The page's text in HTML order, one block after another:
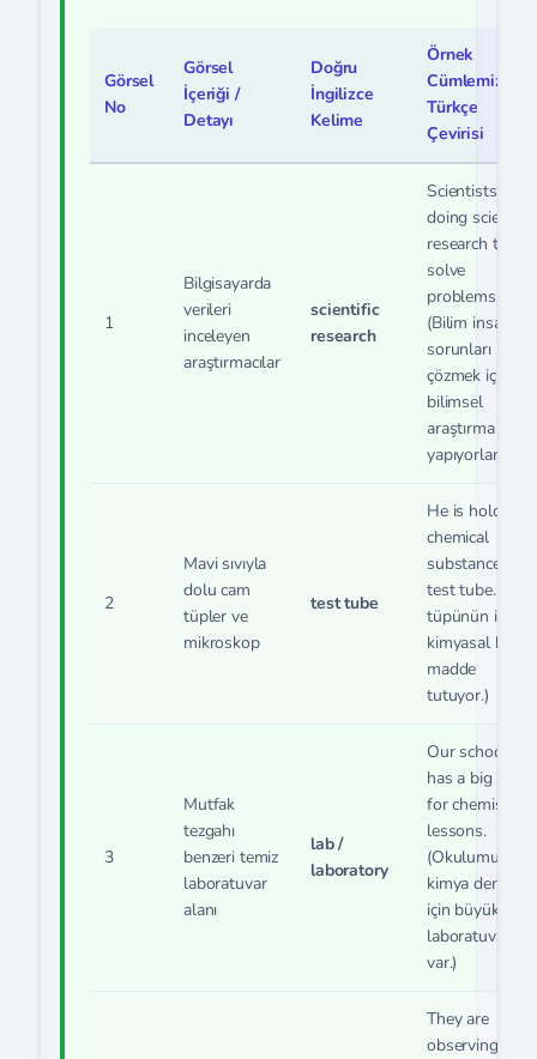
Görsel
No
Görsel
İçeriği /
Detayı
Doğru
İngilizce
Kelime
Örnek
Cümlemiz ve
Türkçe
Çevirisi
1
Bilgisayarda
verileri
inceleyen
araştırmacılar
scientific
research
Scientists are
doing scientific
research to
solve
problems.
(Bilim insanları
sorunları
çözmek için
bilimsel
araştırma
yapıyorlar.)
2
Mavi sıvıyla
dolu cam
tüpler ve
mikroskop
test tube
He is holding a
chemical
substance in a
test tube. (Test
tüpünün içinde
kimyasal bir
madde
tutuyor.)
3
Mutfak
tezgahı
benzeri temiz
laboratuvar
alanı
lab /
laboratory
Our school
has a big lab
for chemistry
lessons.
(Okulumuzun
kimya dersleri
için büyük bir
laboratuvarı
var.)
They are
observing the